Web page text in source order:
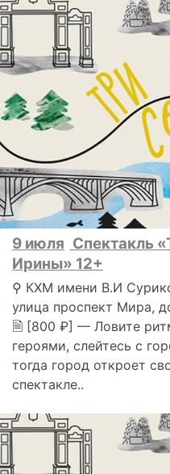
9 июля Спектакль
Ирины» 12+
⚲ КХМ имени В.И
улица проспект Мира,
🗎 [800 ₽] — Ловите
героями, слейтесь с
тогда город откроет
спектакле..